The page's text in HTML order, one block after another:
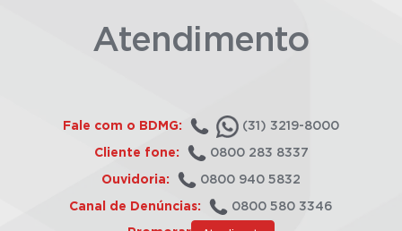
Atendimento
Fale com o BDMG: (31) 3219-8000
Cliente fone: 0800 283 8337
Ouvidoria: 0800 940 5832
Canal de Denúncias: 0800 580 3346